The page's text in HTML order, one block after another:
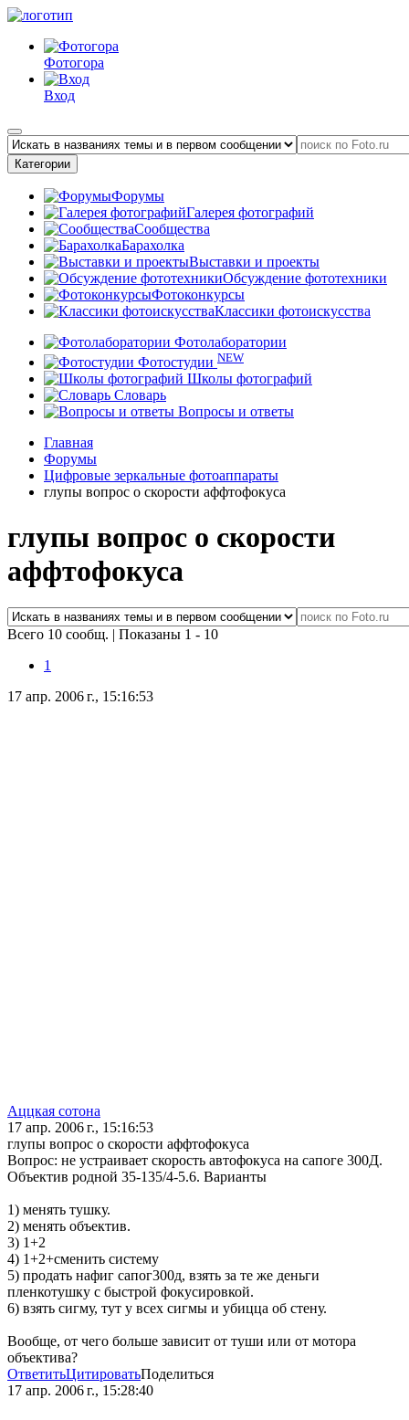
Фотогора
Вход
Категории
Форумы
Галерея фотографий
Сообщества
Барахолка
Выставки и проекты
Обсуждение фототехники
Фотоконкурсы
Классики фотоискусства
Фотолаборатории
Фотостудии NEW
Школы фотографий
Словарь
Вопросы и ответы
Главная
Форумы
Цифровые зеркальные фотоаппараты
глупы вопрос о скорости аффтофокуса
глупы вопрос о скорости
аффтофокуса
Всего 10 сообщ. | Показаны 1 - 10
1
17 апр. 2006 г., 15:16:53
Аццкая сотона
17 апр. 2006 г., 15:16:53
глупы вопрос о скорости аффтофокуса
Вопрос: не устраивает скорость автофокуса на сапоге 300Д.
Объектив родной 35-135/4-5.6. Варианты
1) менять тушку.
2) менять объектив.
3) 1+2
4) 1+2+сменить систему
5) продать нафиг сапог300д, взять за те же деньги
пленкотушку с быстрой фокусировкой.
6) взять сигму, тут у всех сигмы и убицца об стену.
Вообще, от чего больше зависит от туши или от мотора
объектива?
ОтветитьЦитироватьПоделиться
17 апр. 2006 г., 15:28:40